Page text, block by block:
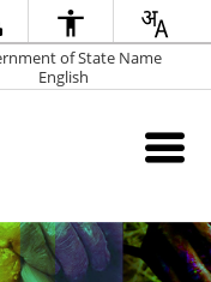
of State Name
English